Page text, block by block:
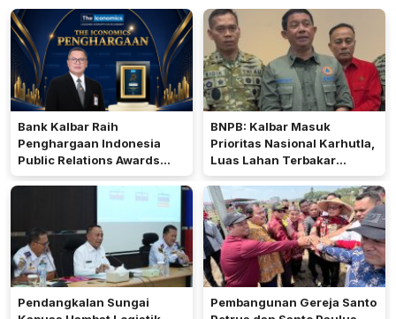
Bank Kalbar Raih
Penghargaan Indonesia
Public Relations Awards
2026
BNPB: Kalbar Masuk
Prioritas Nasional Karhutla,
Luas Lahan Terbakar
Peringkat Keempat
Pendangkalan Sungai
Pembangunan Gereja Santo